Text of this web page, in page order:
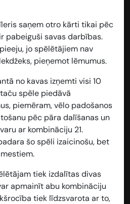
saņem otro kārti tikai pēc
pabeiguši savas darbības.
jo spēlētājiem nav
pieņemot lēmumus.
no kavas izņemti visi 10
spēle piedāvā
piemēram, vēlo padošanos
pēc pāra dalīšanas un
ar kombināciju 21.
šo spēli izaicinošu, bet
tiek izdalītas divas
apmainīt abu kombināciju
tiek līdzsvarota ar to,